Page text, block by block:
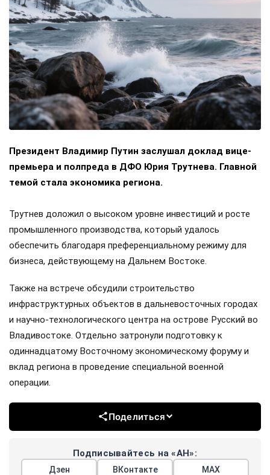
Президент Владимир Путин заслушал доклад вице-
премьера и полпреда в ДФО Юрия Трутнева. Главной
темой стала экономика региона.
Трутнев доложил о высоком уровне инвестиций и росте
промышленного производства, который удалось
обеспечить благодаря преференциальному режиму для
бизнеса, действующему на Дальнем Востоке.
Также на встрече обсудили строительство
инфраструктурных объектов в дальневосточных городах
и научно-технологического центра на острове Русский во
Владивостоке. Отдельно затронули подготовку к
одиннадцатому Восточному экономическому форуму и
вклад региона в проведение специальной военной
операции.
Поделиться
Подписывайтесь на «АН»:
Дзен ВКонтакте МАХ